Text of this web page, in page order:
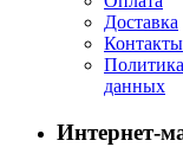
Доставка
Контакты
данных
Интернет-